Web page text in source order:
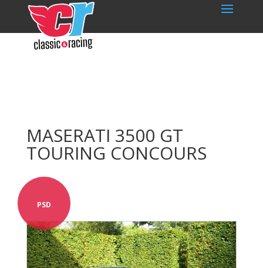
MASERATI 3500 GT
TOURING CONCOURS
PSD